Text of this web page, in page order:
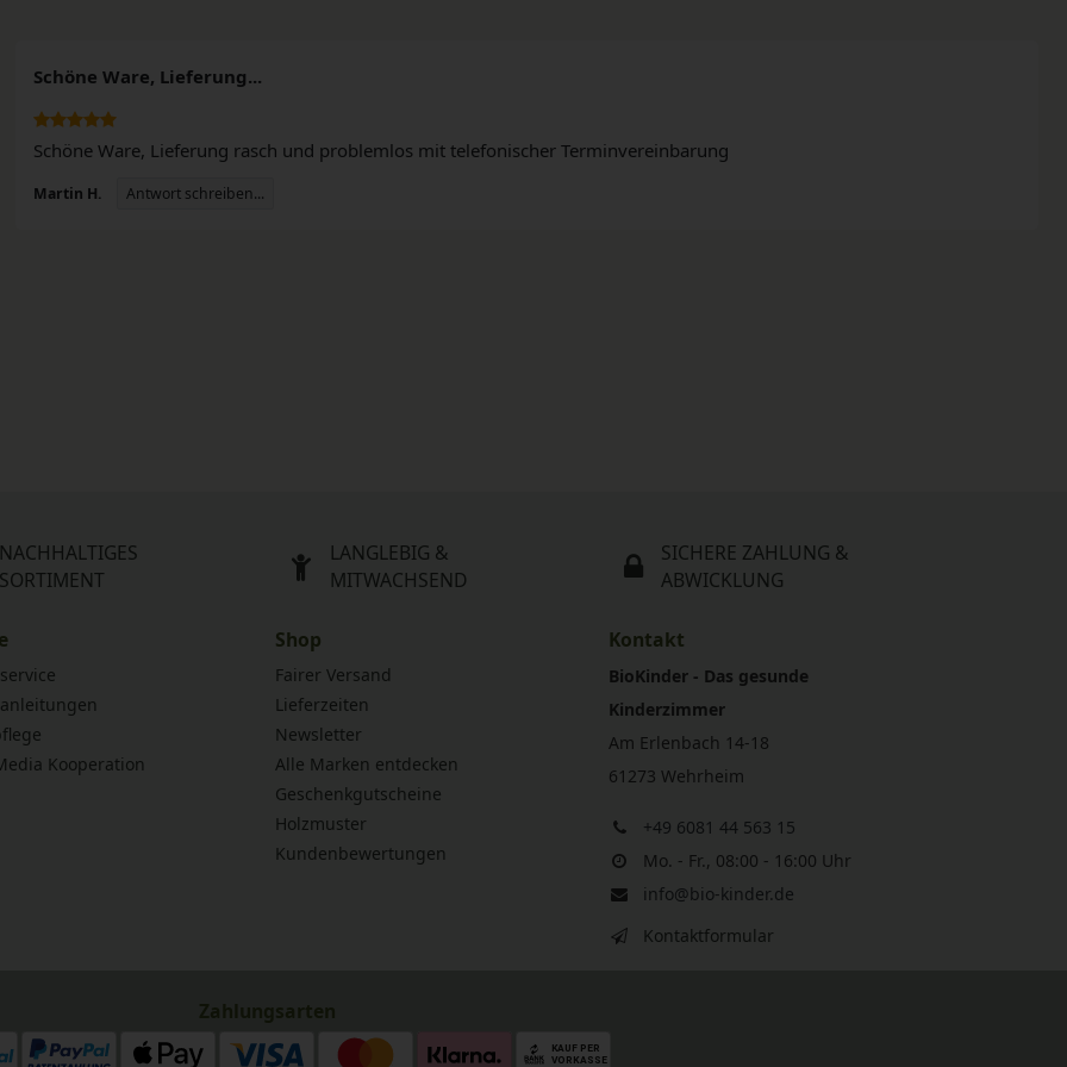
Schöne Ware, Lieferung...
Schöne Ware, Lieferung rasch und problemlos mit telefonischer Terminvereinbarung
Martin H. Antwort schreiben...
NACHHALTIGES
SORTIMENT
LANGLEBIG &
MITWACHSEND
SICHERE ZAHLUNG &
ABWICKLUNG
Kooperation
Shop
Fairer Versand
Lieferzeiten
Newsletter
Alle Marken entdecken
Geschenkgutscheine
Holzmuster
Kundenbewertungen
Kontakt
BioKinder - Das gesunde
Kinderzimmer
Am Erlenbach 14-18
61273 Wehrheim
+49 6081 44 563 15
Mo. - Fr., 08:00 - 16:00 Uhr
info@bio-kinder.de
Kontaktformular
Zahlungsarten